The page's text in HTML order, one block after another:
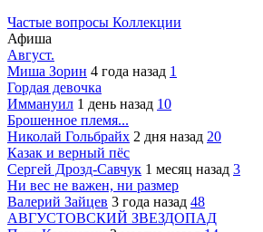
Частые вопросы Коллекции
Афиша
Август.
Миша Зорин 4 года назад 1
Гордая девочка
Иммануил 1 день назад 10
Брошенное племя...
Николай Гольбрайх 2 дня назад 20
Казак и верный пёс
Сергей Дрозд-Савчук 1 месяц назад 3
Ни вес не важен, ни размер
Валерий Зайцев 3 года назад 48
АВГУСТОВСКИЙ ЗВЕЗДОПАД